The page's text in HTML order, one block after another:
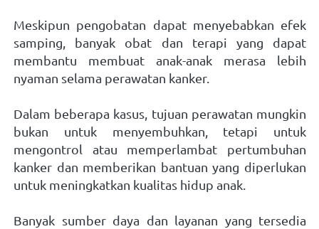
Meskipun pengobatan dapat menyebabkan efek
samping, banyak obat dan terapi yang dapat
membantu membuat anak-anak merasa lebih
nyaman selama perawatan kanker.
Dalam beberapa kasus, tujuan perawatan mungkin
bukan untuk menyembuhkan, tetapi untuk
mengontrol atau memperlambat pertumbuhan
kanker dan memberikan bantuan yang diperlukan
untuk meningkatkan kualitas hidup anak.
Banyak sumber daya dan layanan yang tersedia